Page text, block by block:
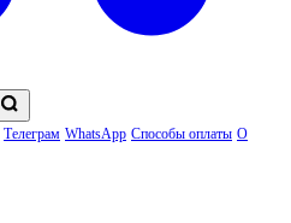
Телеграм WhatsApp Способы оплаты О